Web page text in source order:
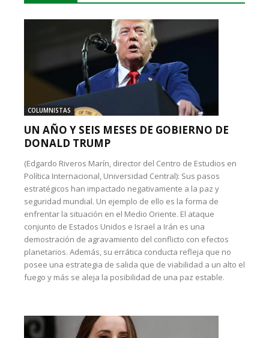
COLUMNISTAS
UN AÑO Y SEIS MESES DE GOBIERNO DE
DONALD TRUMP
(Edgardo Riveros Marín, director del Centro de Estudios en
Política Internacional, Universidad Central): Sus pasos
estratégicos han impactado negativamente a la paz y
seguridad mundial. Un ejemplo de ello es la forma de
enfrentar la situación en el Medio Oriente. El ataque
conjunto de Estados Unidos e Israel a Irán es una
demostración de agravamiento del conflicto con efectos
planetarios. Además, su errática conducta refleja que no
posee una estrategia de salida que de viabilidad a un alto el
fuego y más se aleja la posibilidad de una paz estable.